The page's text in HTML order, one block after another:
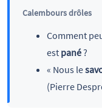
Calembours drôles
Comment
est pané?
« Nous le
(Pierre